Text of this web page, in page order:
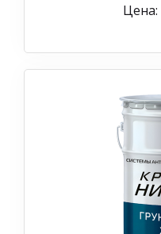
Цена: